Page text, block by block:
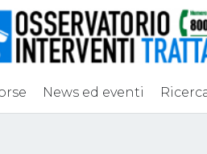
News ed eventi